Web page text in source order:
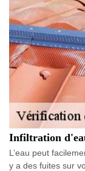
Infiltration
L’eau peut
y a des fuites sur